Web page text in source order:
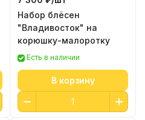
Набор блёсен
"Владивосток" на
корюшку-малоротку
Есть в наличии
В корзину
на Воблер 80 мм
Работает в